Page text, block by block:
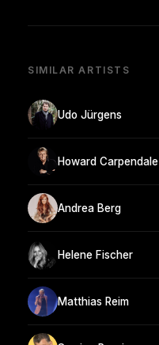
SIMILAR ARTISTS
Udo Jürgens
Howard Carpendale
Andrea Berg
Helene Fischer
Matthias Reim